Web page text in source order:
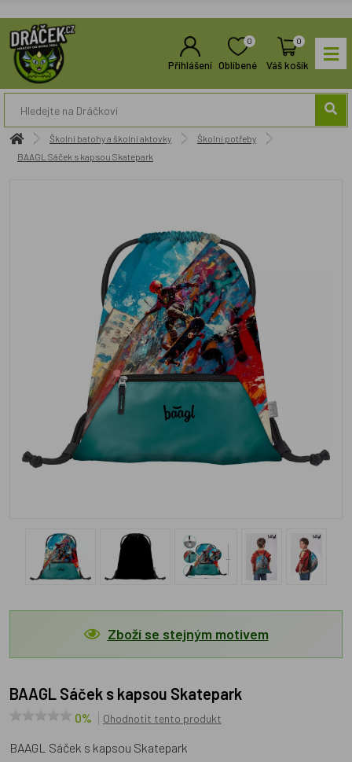
Přihlášení
0
Oblíbené
0
Váš košík
Školní batohy a školní aktovky
Školní potřeby
BAAGL Sáček s kapsou Skatepark
Zboží se stejným motivem
BAAGL Sáček s kapsou Skatepark
0% Ohodnotit tento produkt
BAAGL Sáček s kapsou Skatepark